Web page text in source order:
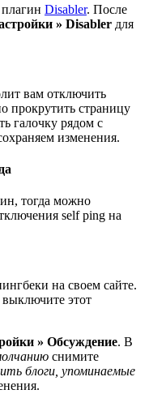
Disabler. После
» Disabler для
вам отключить
прокрутить страницу
галочку рядом с
изменения.
тогда можно
self ping на
на своем сайте.
этот
» Обсуждение. В
снимите
блоги, упоминаемые